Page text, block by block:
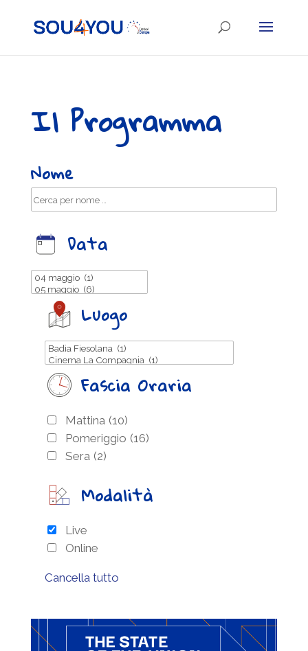
Il Programma
Nome
Data
Luogo
Fascia Oraria
Mattina (10)
Pomeriggio (16)
Sera (2)
Modalità
Live
Online
Cancella tutto